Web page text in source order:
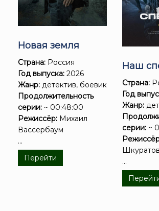
Новая земля
Страна: Россия
Год выпуска: 2026
Жанр: детектив, боевик
Продолжительность
серии: ~ 00:48:00
Режиссёр: Михаил
Вассербаум
...
Перейти
Наш
Страна:
Год
Жанр:
серии: ~
Шкуратов
...